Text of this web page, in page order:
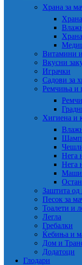
Храна за
Витамини
Вкусни
Играчки
Садови за
Ремчиња и
Хигиена и
Нега
Нега
Заштита од
Песок за
Тоалети и
Легла
Гребалки
Ќебиња и
Дом и
Додатоци
Глодари